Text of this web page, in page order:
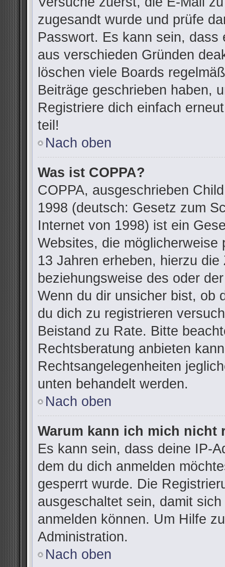
zugesandt wurde und prüfe
Passwort. Es kann sein, dass
aus verschieden Gründen
löschen viele Boards
Beiträge geschrieben haben,
Registriere dich einfach
teil!
Nach oben
Was ist COPPA?
COPPA, ausgeschrieben
1998 (deutsch: Gesetz zum
Internet von 1998) ist ein
Websites, die
13 Jahren erheben, hierzu
beziehungsweise des oder
Wenn du dir unsicher bist, ob
du dich zu registrieren
Beistand zu Rate. Bitte
Rechtsberatung anbieten
Rechtsangelegenheiten
unten behandelt werden.
Nach oben
Warum kann ich mich nicht
Es kann sein, dass deine IP-
dem du dich anmelden
gesperrt wurde. Die
ausgeschaltet sein, damit
anmelden können. Um Hilfe
Administration.
Nach oben